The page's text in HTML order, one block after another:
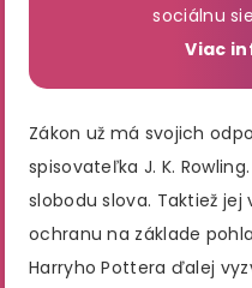
sociálnu
Viac
Zákon už má svojich
spisovateľka J. K.
slobodu slova. Taktiež
ochranu na základe
Harryho Pottera ďalej